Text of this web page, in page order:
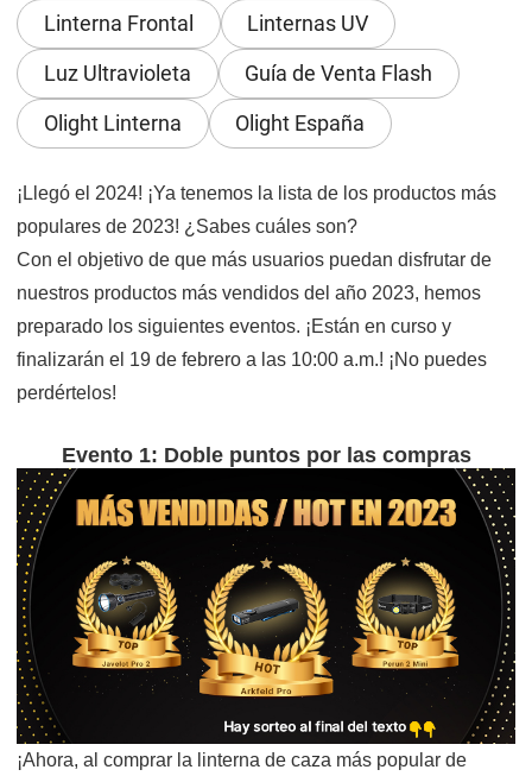
Linterna Frontal
Linternas UV
Luz Ultravioleta
Guía de Venta Flash
Olight Linterna
Olight España
¡Llegó el 2024! ¡Ya tenemos la lista de los productos más
populares de 2023! ¿Sabes cuáles son?
Con el objetivo de que más usuarios puedan disfrutar de
nuestros productos más vendidos del año 2023, hemos
preparado los siguientes eventos. ¡Están en curso y
finalizarán el 19 de febrero a las 10:00 a.m.! ¡No puedes
perdértelos!
Evento 1: Doble puntos por las compras
¡Ahora, al comprar la linterna de caza más popular de